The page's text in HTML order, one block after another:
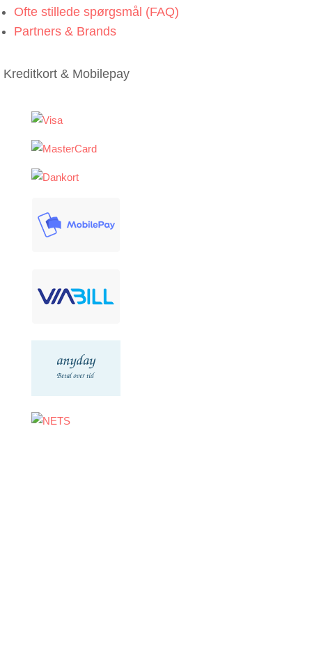
Ofte stillede spørgsmål (FAQ)
Partners & Brands
Kreditkort & Mobilepay